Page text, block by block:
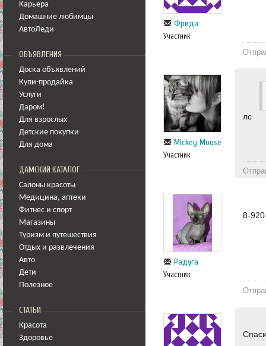
Карьера
Домашние любимцы
АвтоЛеди
ОБЪЯВЛЕНИЯ
Доска объявлений
Купи-продайка
Услуги
Даром!
Для взрослых
Детские покупки
Для дома
ДАМСКИЙ КАТАЛОГ
Салоны красоты
Медицина, аптеки
Фитнес и спорт
Магазины
Туризм и путешествия
Отдых и развлечения
Авто
Дети
Полезное
СТАТЬИ
Красота
Здоровье
Фрида
Участник
Mickey Mouse
Участник
лс
Радуга
Участник
8-